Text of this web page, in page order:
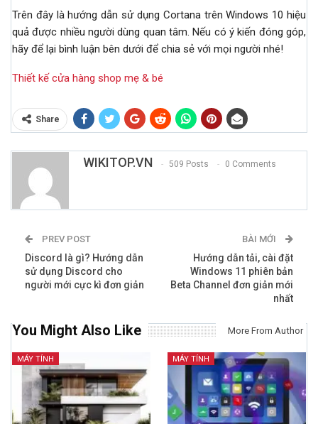
Trên đây là hướng dẫn sử dụng Cortana trên Windows 10 hiệu
quả được nhiều người dùng quan tâm. Nếu có ý kiến đóng góp,
hãy để lại bình luận bên dưới để chia sẻ với mọi người nhé!
Thiết kế cửa hàng shop mẹ & bé
Share
WIKITOP.VN 509 Posts 0 Comments
PREV POST
Discord là gì? Hướng dẫn
sử dụng Discord cho
người mới cực kì đơn giản
BÀI MỚI
Hướng dẫn tải, cài đặt
Windows 11 phiên bản
Beta Channel đơn giản mới
nhất
You Might Also Like More From Author
MÁY TÍNH MÁY TÍNH